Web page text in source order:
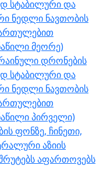
სტაბილური და
ნედლი ნავთობის
მეორე)
დრონების
სტაბილური და
ნედლი ნავთობის
პირველი)
ფონზე, ჩინეთი,
აზიის
აფართოვებს